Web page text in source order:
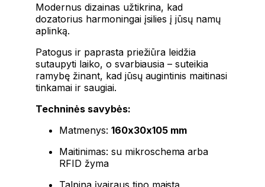
Modernus dizainas užtikrina, kad
dozatorius harmoningai įsilies į jūsų namų
aplinką.
Patogus ir paprasta priežiūra leidžia
sutaupyti laiko, o svarbiausia – suteikia
ramybę žinant, kad jūsų augintinis maitinasi
tinkamai ir saugiai.
Techninės savybės:
Matmenys: 160x30x105 mm
Maitinimas: su mikroschema arba
RFID žyma
Talpina įvairaus tipo maistą